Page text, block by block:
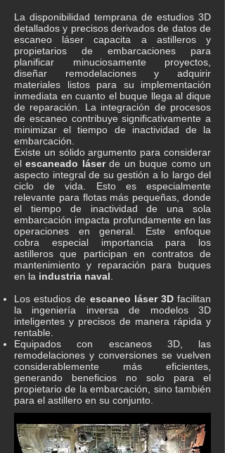
La disponibilidad temprana de estudios 3D
detallados y precisos derivados de datos de
escaneo láser capacita a astilleros y
propietarios de embarcaciones para
planificar minuciosamente proyectos,
diseñar remodelaciones y adquirir
materiales listos para su implementación
inmediata en cuanto el buque llega al dique
de reparación. La integración de procesos
de escaneo contribuye significativamente a
minimizar el tiempo de inactividad de la
embarcación.
Existe un sólido argumento para considerar
elescaneado láserde un buque como un
aspecto integral de su gestión a lo largo del
ciclo de vida. Esto es especialmente
relevante para flotas más pequeñas, donde
el tiempo de inactividad de una sola
embarcación impacta profundamente en las
operaciones en general. Este enfoque
cobra especial importancia para los
astilleros que participan en contratos de
mantenimiento y reparación para buques
en la industria naval
Los estudios de escaneo láser 3Dfacilitan
la ingeniería inversa de modelos 3D
inteligentes y precisos de manera rápida y
rentable.
Equipados con escaneos 3D, las
remodelaciones y conversiones se vuelven
considerablemente más eficientes,
generando beneficios no solo para el
propietario de la embarcación, sino también
para el astillero en su conjunto.